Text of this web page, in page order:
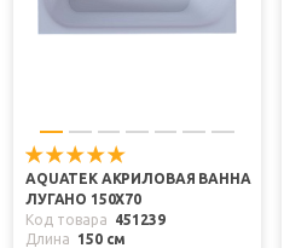
AQUATEK АКРИЛОВАЯ ВАННА
ЛУГАНО 150X70
Код товара
451239
Длина
150 см